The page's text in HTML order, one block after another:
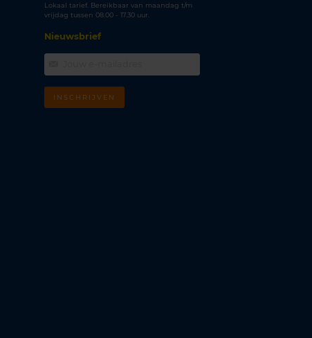
Lokaal tarief. Bereikbaar van maandag t/m
vrijdag tussen 08.00 - 17.30 uur.
Nieuwsbrief
INSCHRIJVEN